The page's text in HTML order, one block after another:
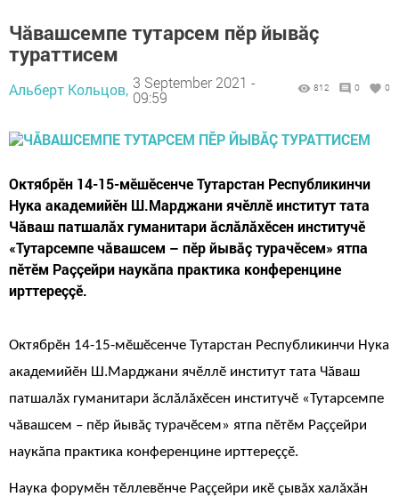
Чăвашсемпе тутарсем пӗр йывăç
тураттисем
Альберт Кольцов, 3 September 2021 -
09:59
812 0 0
Октябрӗн 14-15-мӗшӗсенче Тутарстан Республикинчи
Нука академийӗн Ш.Марджани ячӗллӗ институт тата
Чăваш патшалăх гуманитари ăслăлăхӗсен институчӗ
«Тутарсемпе чăвашсем – пӗр йывăç турачӗсем» ятпа
пӗтӗм Раççейри наукăпа практика конференцине
ирттереççӗ.
Октябрӗн 14-15-мӗшӗсенче Тутарстан Республикинчи Нука
академийӗн Ш.Марджани ячӗллӗ институт тата Чăваш
патшалăх гуманитари ăслăлăхӗсен институчӗ «Тутарсемпе
чăвашсем – пӗр йывăç турачӗсем» ятпа пӗтӗм Раççейри
наукăпа практика конференцине ирттереççӗ.
Наука форумӗн тӗллевӗнче Раççейри икӗ çывăх халăхăн